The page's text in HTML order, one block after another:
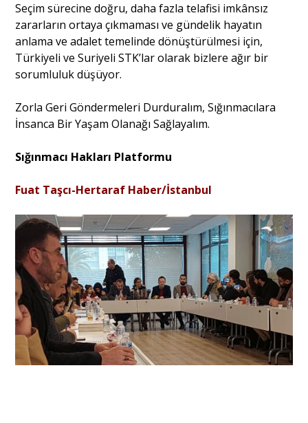
Seçim sürecine doğru, daha fazla telafisi imkânsız
zararların ortaya çıkmaması ve gündelik hayatın
anlama ve adalet temelinde dönüştürülmesi için,
Türkiyeli ve Suriyeli STK’lar olarak bizlere ağır bir
sorumluluk düşüyor.
Zorla Geri Göndermeleri Durduralım, Sığınmacılara
İnsanca Bir Yaşam Olanağı Sağlayalım.
Sığınmacı Hakları Platformu
Fuat Taşcı-Hertaraf Haber/İstanbul